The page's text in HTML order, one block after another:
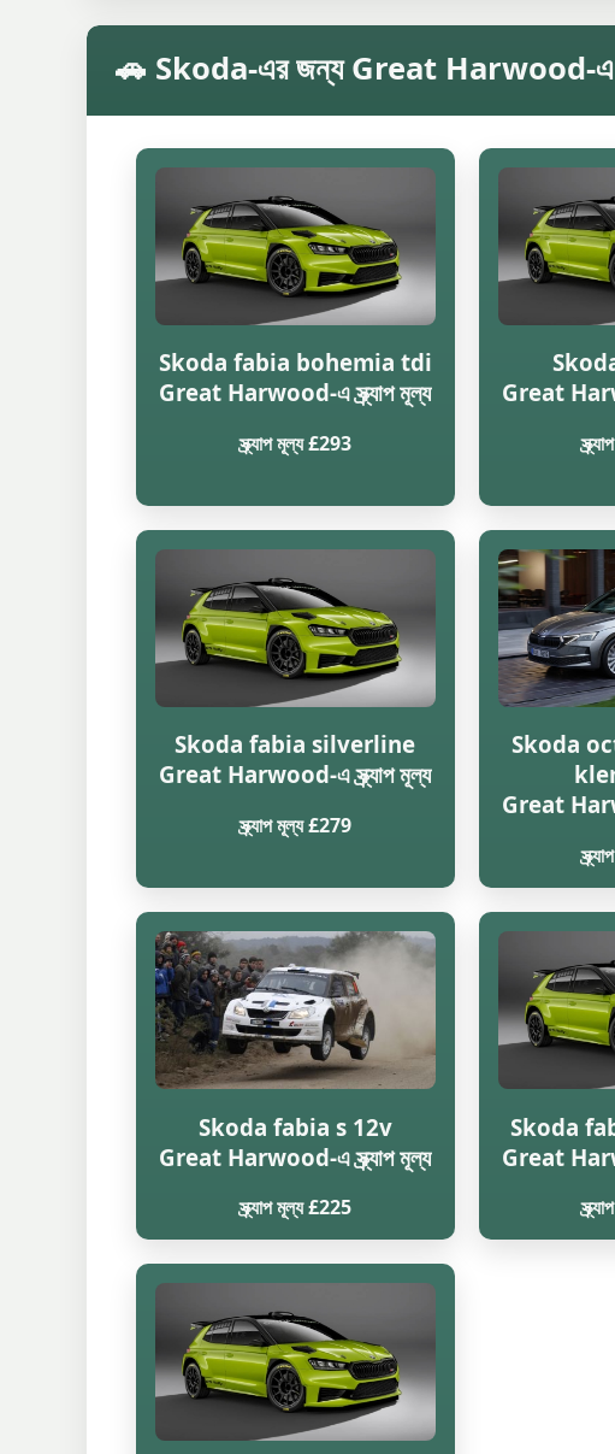
🚗 Skoda-এর জন্য Great Harwood-এ
Skoda fabia bohemia tdi
Great Harwood-এ স্ক্র্যাপ মূল্য
স্ক্র্যাপ মূল্য £293
Great
Skoda fabia silverline
Great Harwood-এ স্ক্র্যাপ মূল্য
স্ক্র্যাপ মূল্য £279
Skoda
Great
Skoda fabia s 12v
Great Harwood-এ স্ক্র্যাপ মূল্য
স্ক্র্যাপ মূল্য £225
Skoda
Great